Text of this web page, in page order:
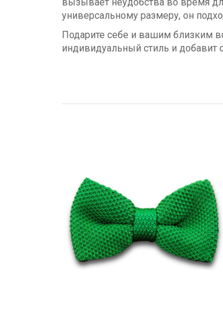
универсальному размеру, он
Подарите себе и вашим близким
индивидуальный стиль и добавит